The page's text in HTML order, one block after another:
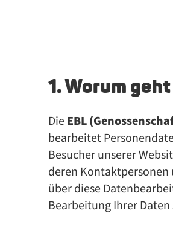
1. Worum
DieEBL
bearbeitet
Besucher unserer
deren
über diese
Bearbeitung Ihrer